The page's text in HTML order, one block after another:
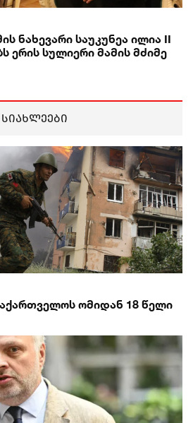
ნახევარი საუკუნეა ილია II
ერის სულიერი მამის მძიმე
ომიდან 18 წელი